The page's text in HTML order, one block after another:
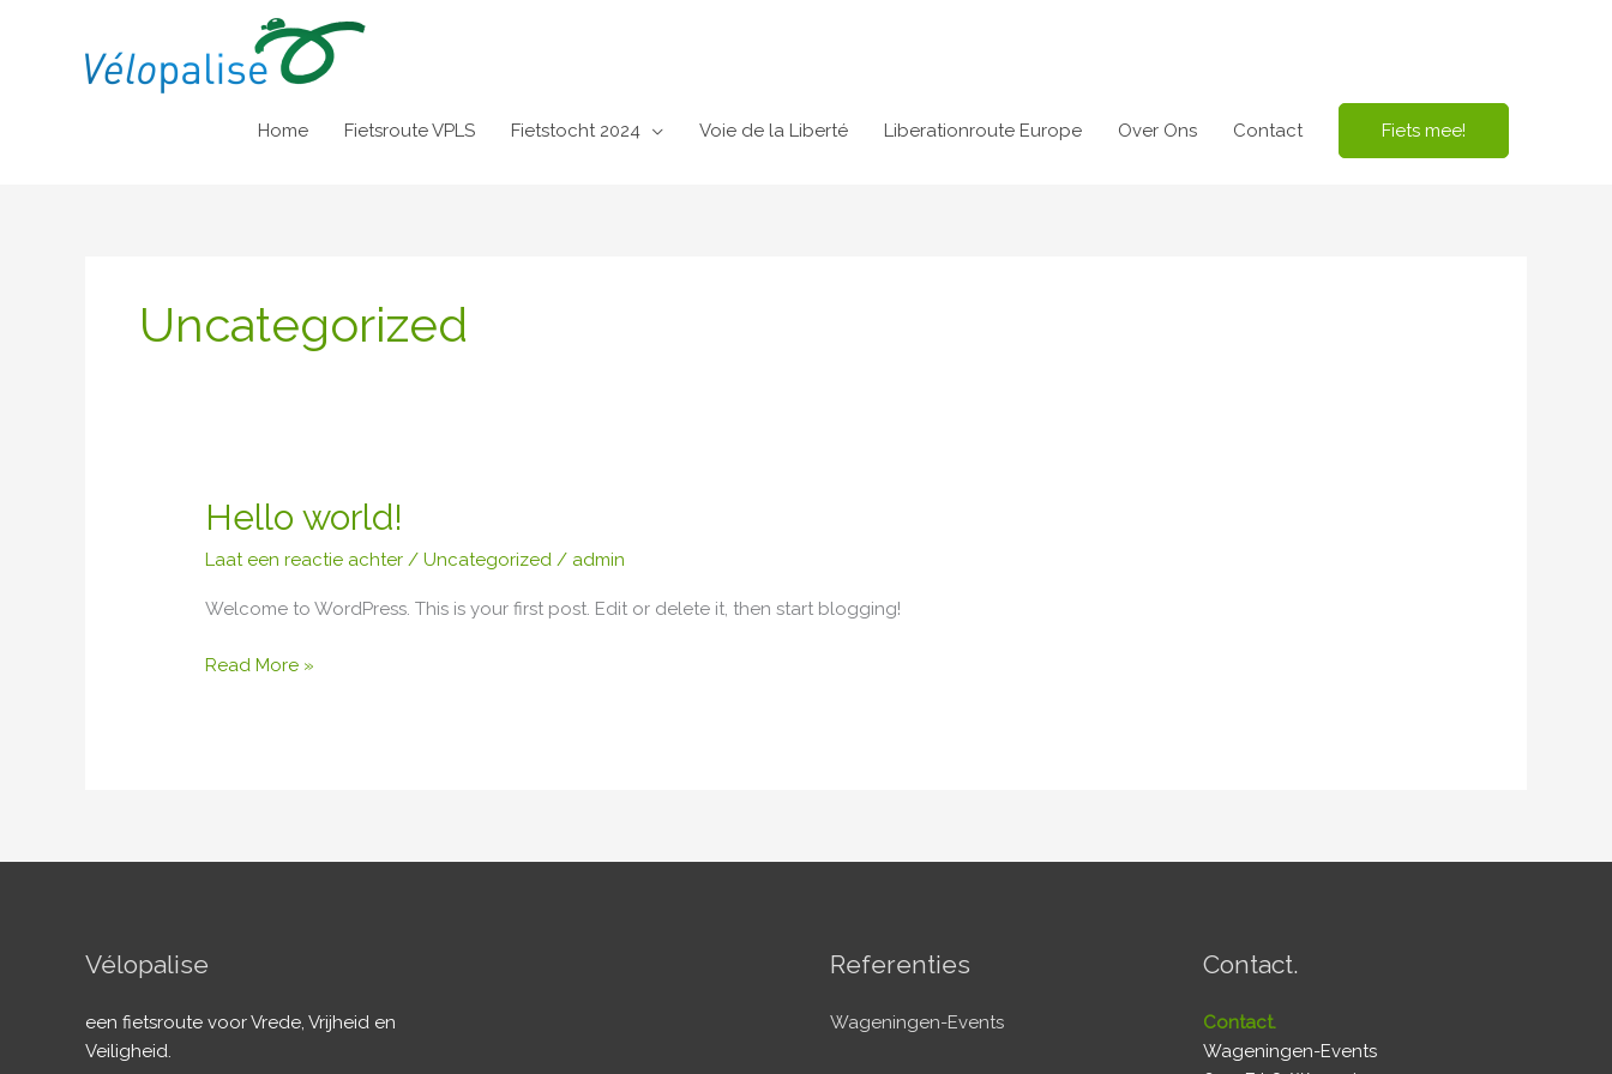
Home
Fietsroute VPLS Fietstocht 2024 Voie de la Liberté Liberationroute Europe Over Ons Contact Fiets mee!
Uncategorized
Hello world!
Laat een reactie achter /Uncategorized / admin
Welcome to WordPress. This is your first post. Edit or delete it, then start blogging!
Hello
world!
Read More »
Vélopalise
een fietsroute voor Vrede, Vrijheid en
Veiligheid.
Referenties
Wageningen-Events
Contact.
Contact.
Wageningen-Events